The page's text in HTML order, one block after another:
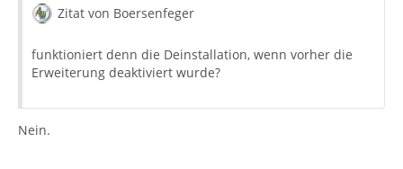
Zitat von Boersenfeger
funktioniert denn die Deinstallation, wenn vorher die
Erweiterung deaktiviert wurde?
Nein.